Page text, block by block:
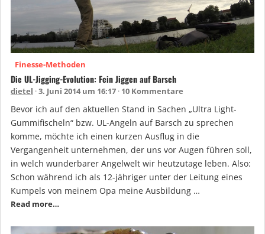
Finesse-Methoden
Die UL-Jigging-Evolution: Fein Jiggen auf Barsch
dietel 3. Juni 2014 um 16:17 10 Kommentare
Bevor ich auf den aktuellen Stand in Sachen „Ultra Light-
Gummifischeln“ bzw. UL-Angeln auf Barsch zu sprechen
komme, möchte ich einen kurzen Ausflug in die
Vergangenheit unternehmen, der uns vor Augen führen soll,
in welch wunderbarer Angelwelt wir heutzutage leben. Also:
Schon während ich als 12-jähriger unter der Leitung eines
Kumpels von meinem Opa meine Ausbildung …
Read more…